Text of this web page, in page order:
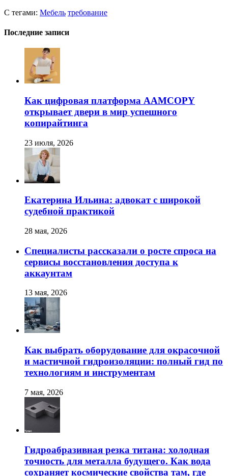
С тегами: Мебель требование
Последние записи
Как цифровая платформа AAMCOPY
открывает двери в мир успешного
копирайтинга
23 июля, 2026
Екатерина Ильина: адвокат с широкой
судебной практикой
28 мая, 2026
Специалисты рассказали о росте спроса на
сервисы восстановления доступа к
аккаунтам
13 мая, 2026
Как выбрать оборудование для окрасочной
и мастичной гидроизоляции: полный гид по
технологиям и инструментам
7 мая, 2026
Гидроабразивная резка титана: холодная
точность для металла будущего. Как вода
сохраняет космические свойства там, где